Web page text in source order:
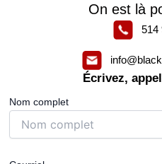
On est là
514
Écrivez,
Nom complet